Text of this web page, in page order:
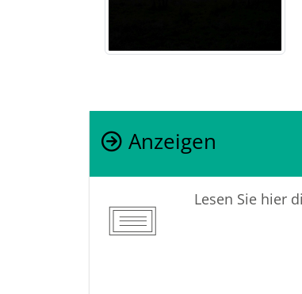
Anzeigen
Lesen Sie hier